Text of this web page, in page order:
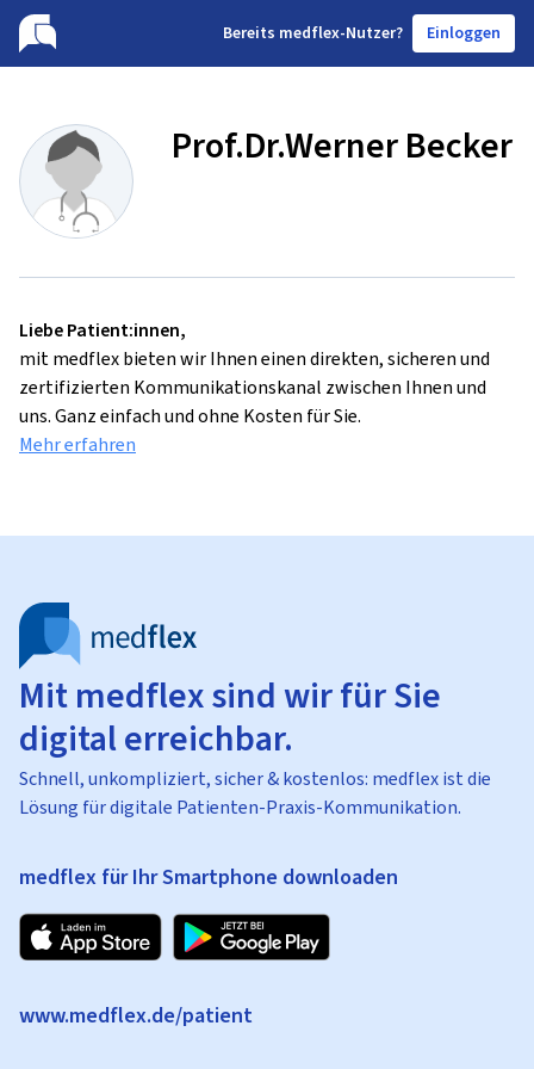
Bereits medflex-Nutzer? Einloggen
Prof.Dr.Werner Becker
Liebe Patient:innen,
mit medflex bieten wir Ihnen einen direkten, sicheren und
zertifizierten Kommunikationskanal zwischen Ihnen und
uns. Ganz einfach und ohne Kosten für Sie.
Mehr erfahren
Mit medflex sind wir für Sie
digital erreichbar.
Schnell, unkompliziert, sicher & kostenlos: medflex ist die
Lösung für digitale Patienten-Praxis-Kommunikation.
medflex für Ihr Smartphone downloaden
www.medflex.de/patient